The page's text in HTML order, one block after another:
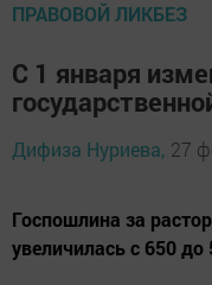
ПРАВОВОЙ ЛИКБЕЗ
С 1 января
Дифиза Нуриева, 27
Госпошлина за
увеличилась с 650 до